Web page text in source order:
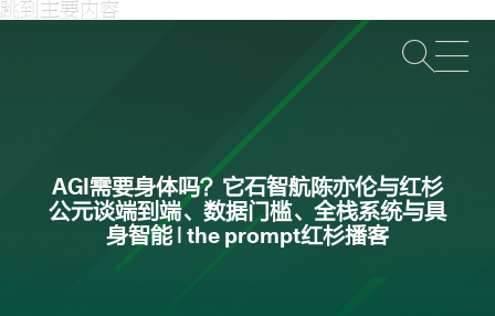
跳到主要内容
打
AGI需要身体吗？它石智航陈亦伦与红杉
公元谈端到端、数据门槛、全栈系统与具
身智能 | the prompt红杉播客